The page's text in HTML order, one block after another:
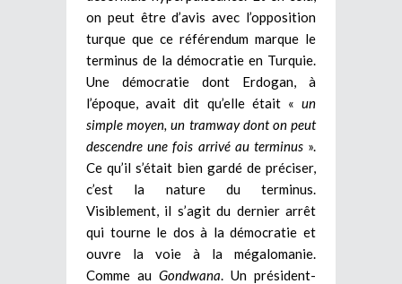
on peut être d’avis avec l’opposition
turque que ce référendum marque le
terminus de la démocratie en Turquie.
Une démocratie dont Erdogan, à
l’époque, avait dit qu’elle était « un
simple moyen, un tramway dont on peut
descendre une fois arrivé au terminus ».
Ce qu’il s’était bien gardé de préciser,
c’est la nature du terminus.
Visiblement, il s’agit du dernier arrêt
qui tourne le dos à la démocratie et
ouvre la voie à la mégalomanie.
Comme au Gondwana . Un président-